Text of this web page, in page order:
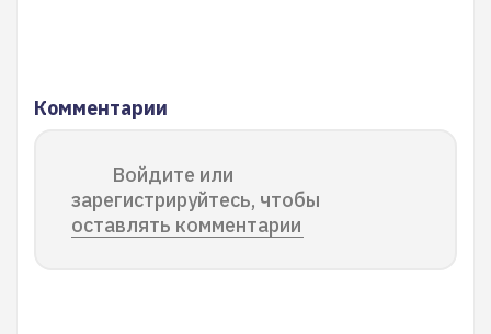
Комментарии
Войдите или
зарегистрируйтесь, чтобы
оставлять комментарии